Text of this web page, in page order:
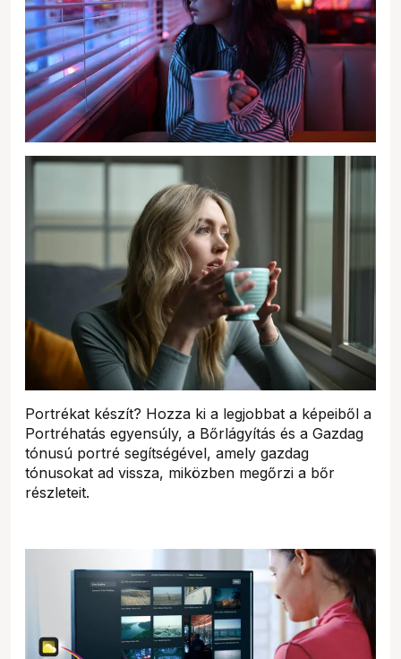
Portrékat készít? Hozza ki a legjobbat a képeiből a
Portréhatás egyensúly, a Bőrlágyítás és a Gazdag
tónusú portré segítségével, amely gazdag
tónusokat ad vissza, miközben megőrzi a bőr
részleteit.